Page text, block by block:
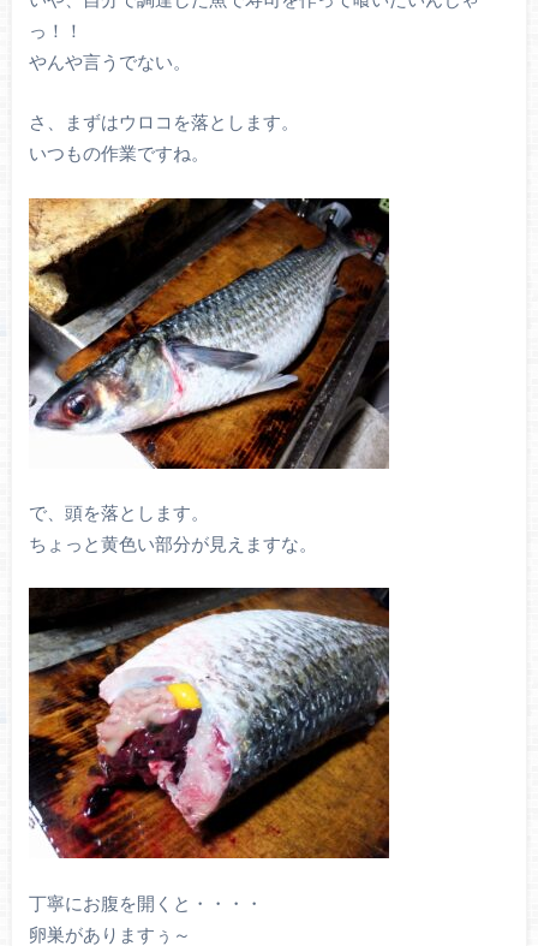
っ！！
やんや言うでない。
さ、まずはウロコを落とします。
いつもの作業ですね。
で、頭を落とします。
ちょっと黄色い部分が見えますな。
丁寧にお腹を開くと・・・・
卵巣がありますぅ～